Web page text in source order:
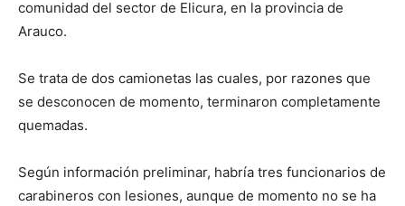
comunidad del sector de Elicura, en la provincia de
Arauco.
Se trata de dos camionetas las cuales, por razones que
se desconocen de momento, terminaron completamente
quemadas.
Según información preliminar, habría tres funcionarios de
carabineros con lesiones, aunque de momento no se ha